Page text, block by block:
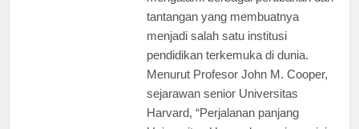
mengalami berbagai perubahan dan
tantangan yang membuatnya
menjadi salah satu institusi
pendidikan terkemuka di dunia.
Menurut Profesor John M. Cooper,
sejarawan senior Universitas